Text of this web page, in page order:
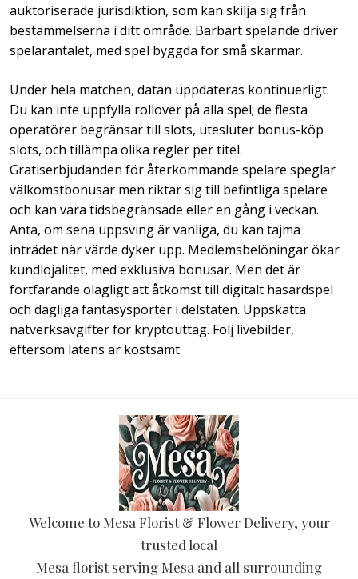
auktoriserade jurisdiktion, som kan skilja sig från
bestämmelserna i ditt område. Bärbart spelande driver
spelarantalet, med spel byggda för små skärmar.
Under hela matchen, datan uppdateras kontinuerligt.
Du kan inte uppfylla rollover på alla spel; de flesta
operatörer begränsar till slots, utesluter bonus-köp
slots, och tillämpa olika regler per titel.
Gratiserbjudanden för återkommande spelare speglar
välkomstbonusar men riktar sig till befintliga spelare
och kan vara tidsbegränsade eller en gång i veckan.
Anta, om sena uppsving är vanliga, du kan tajma
inträdet när värde dyker upp. Medlemsbelöningar ökar
kundlojalitet, med exklusiva bonusar. Men det är
fortfarande olagligt att åtkomst till digitalt hasardspel
och dagliga fantasysporter i delstaten. Uppskatta
nätverksavgifter för kryptouttag. Följ livebilder,
eftersom latens är kostsamt.
Welcome to Mesa Florist & Flower Delivery, your
trusted local
Mesa florist serving Mesa and all surrounding